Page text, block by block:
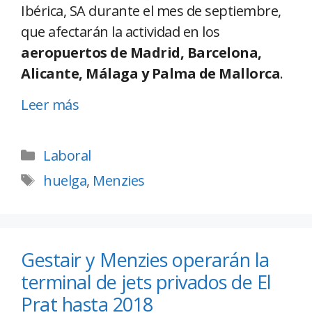
Ibérica, SA durante el mes de septiembre,
que afectarán la actividad en los
aeropuertos de Madrid, Barcelona,
Alicante, Málaga y Palma de Mallorca.
Leer más
Laboral
huelga, Menzies
Gestair y Menzies operarán la
terminal de jets privados de El
Prat hasta 2018